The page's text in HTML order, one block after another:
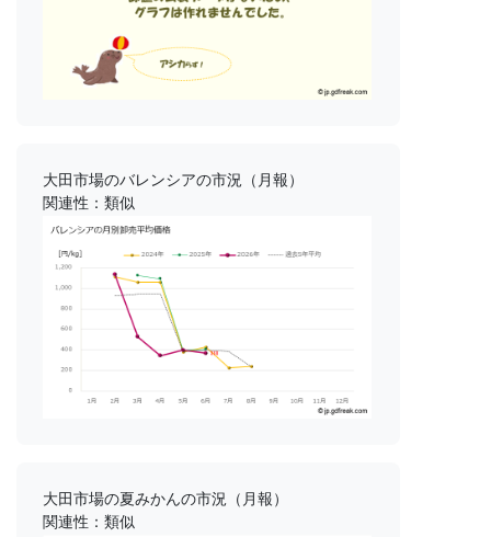
大田市場のバレンシアの市況（月報）
関連性：類似
大田市場の夏みかんの市況（月報）
関連性：類似